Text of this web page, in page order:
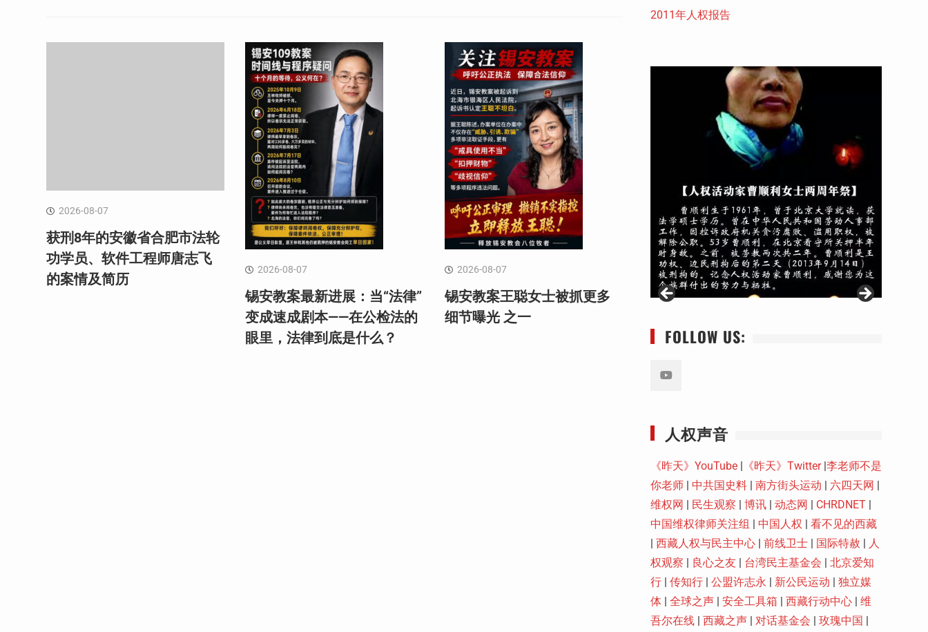
2026-08-07
获刑8年的安徽省合肥市法轮
功学员、软件工程师唐志飞
的案情及简历
2026-08-07
锡安教案最新进展：当“法律”
变成速成剧本——在公检法的
眼里，法律到底是什么？
2026-08-07
锡安教案王聪女士被抓更多
细节曝光 之一
2011年人权报告
FOLLOW US:
人权声音
《昨天》YouTube | 《昨天》Twitter|李老师不是
你老师 | 中共国史料 | 南方街头运动 | 六四天网 |
维权网 | 民生观察 | 博讯 | 动态网 | CHRDNET |
中国维权律师关注组 | 中国人权 | 看不见的西藏
| 西藏人权与民主中心 | 前线卫士 | 国际特赦 | 人
权观察 | 良心之友 | 台湾民主基金会 | 北京爱知
行 | 传知行 | 公盟许志永 | 新公民运动 | 独立媒
体 | 全球之声 | 安全工具箱 | 西藏行动中心 | 维
吾尔在线 | 西藏之声 | 对话基金会 | 玫瑰中国 |